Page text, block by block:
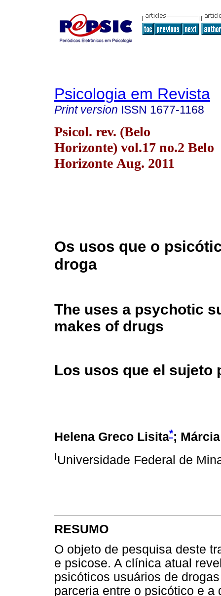
Psicologia em Revista
Print version ISSN 1677-1168
Psicol. rev. (Belo
Horizonte) vol.17 no.2 Belo
Horizonte Aug. 2011
Os usos que o
droga
The uses a psychotic
makes of drugs
Los usos que el sujeto
Helena Greco Lisita*;
IUniversidade Federal de
RESUMO
O objeto de pesquisa deste
e psicose. A clínica atual
psicóticos usuários de
parceria entre o psicótico e a